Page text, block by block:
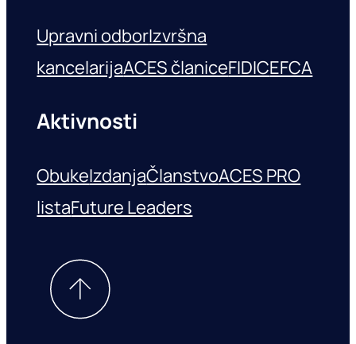
Upravni odborIzvršna
kancelarijaACES članiceFIDICEFCA
Aktivnosti
ObukeIzdanjaČlanstvoACES PRO
listaFuture Leaders